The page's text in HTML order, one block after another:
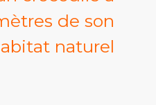
de son
naturel